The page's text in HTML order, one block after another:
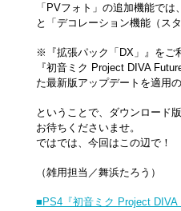
「PVフォト」の追加機能では
と「デコレーション機能（ス
※『拡張パック「DX」』をご
『初音ミク Project DIVA
た最新版アップデートを適用
ということで、ダウンロード
お待ちくださいませ。
ではでは、今回はこの辺で！
（雑用担当／舞浜たろう）
■PS4『初音ミク Project DIVA